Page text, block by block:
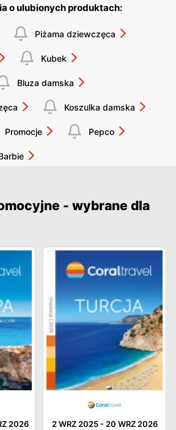
o ulubionych produktach:
Piżama dziewczęca
Kubek
Bluza damska
Koszulka damska
Promocje Pepco
- wybrane dla
2026 2 WRZ 2025-20 WRZ 2026